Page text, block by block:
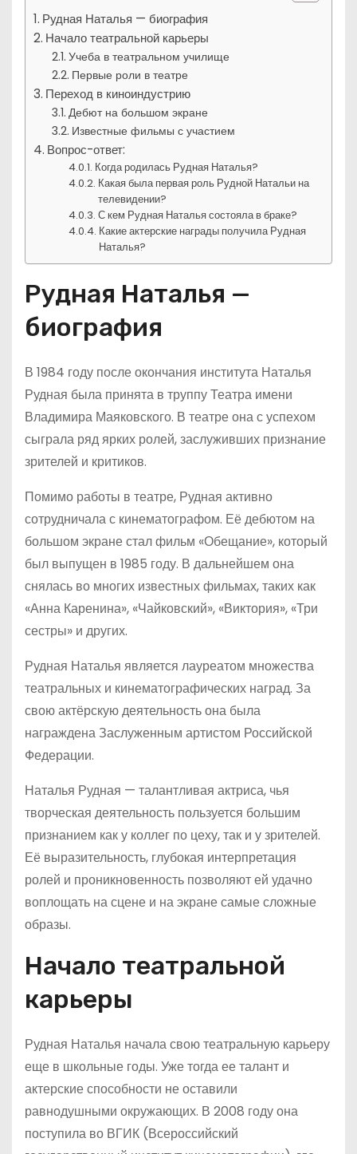
Рудная Наталья — биография
Начало театральной карьеры
Учеба в театральном училище
Первые роли в театре
Переход в киноиндустрию
Дебют на большом экране
Известные фильмы с участием
Вопрос-ответ:
Когда родилась Рудная Наталья?
Какая была первая роль Рудной Натальи на
телевидении?
С кем Рудная Наталья состояла в браке?
Какие актерские награды получила Рудная
Наталья?
Рудная Наталья —
биография
В 1984 году после окончания института Наталья
Рудная была принята в труппу Театра имени
Владимира Маяковского. В театре она с успехом
сыграла ряд ярких ролей, заслуживших признание
зрителей и критиков.
Помимо работы в театре, Рудная активно
сотрудничала с кинематографом. Её дебютом на
большом экране стал фильм «Обещание», который
был выпущен в 1985 году. В дальнейшем она
снялась во многих известных фильмах, таких как
«Анна Каренина», «Чайковский», «Виктория», «Три
сестры» и других.
Рудная Наталья является лауреатом множества
театральных и кинематографических наград. За
свою актёрскую деятельность она была
награждена Заслуженным артистом Российской
Федерации.
Наталья Рудная — талантливая актриса, чья
творческая деятельность пользуется большим
признанием как у коллег по цеху, так и у зрителей.
Её выразительность, глубокая интерпретация
ролей и проникновенность позволяют ей удачно
воплощать на сцене и на экране самые сложные
образы.
Начало театральной
карьеры
Рудная Наталья начала свою театральную карьеру
еще в школьные годы. Уже тогда ее талант и
актерские способности не оставили
равнодушными окружающих. В 2008 году она
поступила во ВГИК (Всероссийский